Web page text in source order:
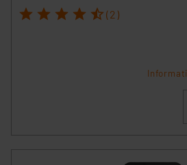
1 2 3 4 5 (2)